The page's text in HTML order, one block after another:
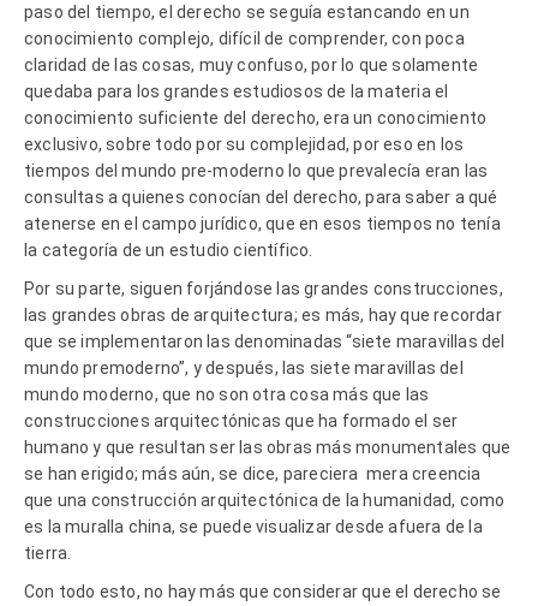
paso del tiempo, el derecho se seguía estancando en un
conocimiento complejo, difícil de comprender, con poca
claridad de las cosas, muy confuso, por lo que solamente
quedaba para los grandes estudiosos de la materia el
conocimiento suficiente del derecho, era un conocimiento
exclusivo, sobre todo por su complejidad, por eso en los
tiempos del mundo pre-moderno lo que prevalecía eran las
consultas a quienes conocían del derecho, para saber a qué
atenerse en el campo jurídico, que en esos tiempos no tenía
la categoría de un estudio científico.
Por su parte, siguen forjándose las grandes construcciones,
las grandes obras de arquitectura; es más, hay que recordar
que se implementaron las denominadas “siete maravillas del
mundo premoderno”, y después, las siete maravillas del
mundo moderno, que no son otra cosa más que las
construcciones arquitectónicas que ha formado el ser
humano y que resultan ser las obras más monumentales que
se han erigido; más aún, se dice, pareciera mera creencia
que una construcción arquitectónica de la humanidad, como
es la muralla china, se puede visualizar desde afuera de la
tierra.
Con todo esto, no hay más que considerar que el derecho se